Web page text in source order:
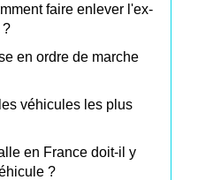
faire enlever l'ex-
?
en ordre de marche
véhicules les plus
en France doit-il y
?